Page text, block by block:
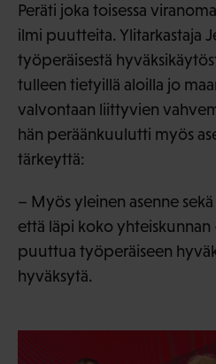
Peräti joka toisessa
ilmi puutteita. Ylitarkastaja
työperäisestä
tulleen tietyillä aloilla jo
valvontaan liittyvien
hän peräänkuulutti myös
tärkeyttä:
– Myös yleinen asenne
että läpi koko yhteiskunnan
puuttua työperäiseen
hyväksytä.